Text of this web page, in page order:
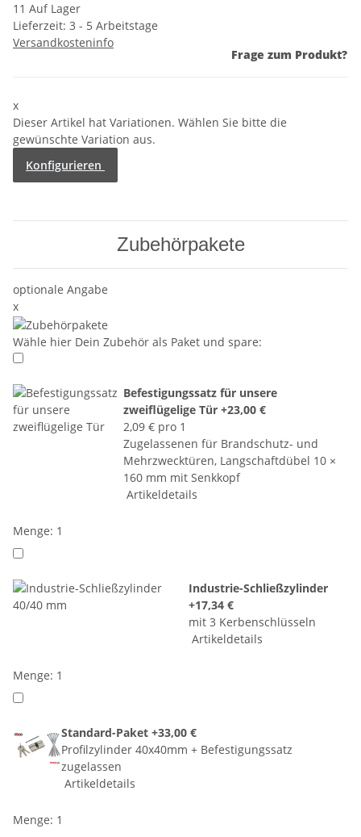
11 Auf Lager
Lieferzeit: 3 - 5 Arbeitstage
Versandkosteninfo
Frage zum Produkt?
x
Dieser Artikel hat Variationen. Wählen Sie bitte die
gewünschte Variation aus.
Konfigurieren
Zubehörpakete
optionale Angabe
x
Wähle hier Dein Zubehör als Paket und spare:
Befestigungssatz für unsere
zweiflügelige Tür +23,00 €
2,09 € pro 1
Zugelassenen für Brandschutz- und
Mehrzwecktüren, Langschaftdübel 10 ×
160 mm mit Senkkopf
Artikeldetails
Menge: 1
Industrie-Schließzylinder
+17,34 €
mit 3 Kerbenschlüsseln
Artikeldetails
Menge: 1
Standard-Paket +33,00 €
Profilzylinder 40x40mm + Befestigungssatz
zugelassen
Artikeldetails
Menge: 1